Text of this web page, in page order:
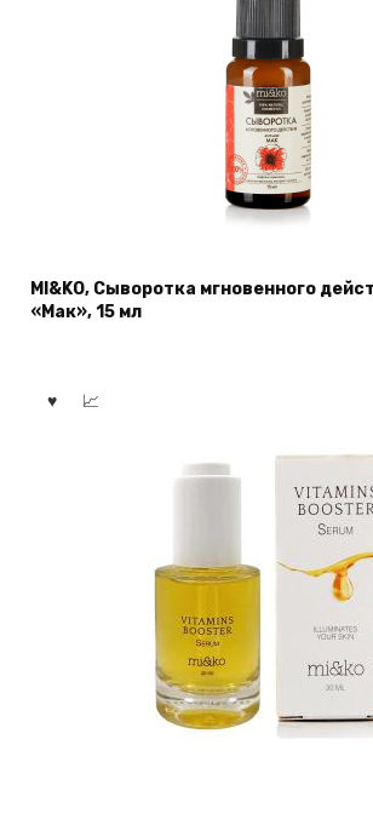
MI&KO, Сыворотка мгновенного
«Мак», 15 мл